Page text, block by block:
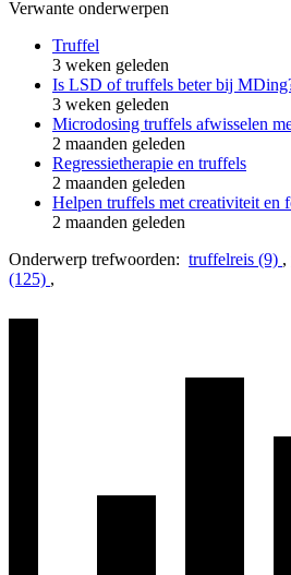
Verwante onderwerpen
Truffel
3 weken geleden
Is LSD of truffels beter bij
3 weken geleden
Microdosing truffels afwisselen
2 maanden geleden
Regressietherapie en truffels
2 maanden geleden
Helpen truffels met creativiteit en
2 maanden geleden
Onderwerp trefwoorden: truffelreis (9) ,
(125) ,